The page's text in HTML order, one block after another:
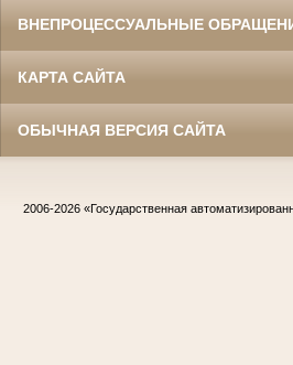
ВНЕПРОЦЕССУАЛЬНЫЕ
КАРТА САЙТА
ОБЫЧНАЯ ВЕРСИЯ САЙТА
2006-2026 «Государственная